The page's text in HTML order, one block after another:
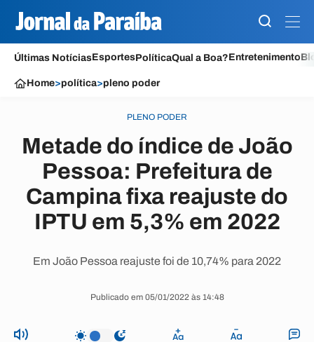
Últimas NotíciasEsportesPolíticaQual a Boa?Entretenimento
Home>política>pleno poder
PLENO PODER
Metade do índice de João
Pessoa: Prefeitura de
Campina fixa reajuste do
IPTU em 5,3% em 2022
Em João Pessoa reajuste foi de 10,74% para 2022
Publicado em 05/01/2022 às 14:48